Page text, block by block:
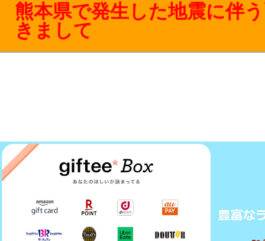
熊本県で発生した地震に伴
きまして